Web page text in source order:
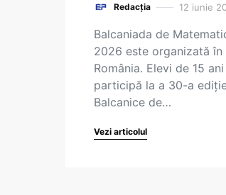
Redacția 12 iunie
Balcaniada de
2026 este organizată în
România. Elevi de 15
participă la a 30-a
Balcanice de…
Vezi articolul